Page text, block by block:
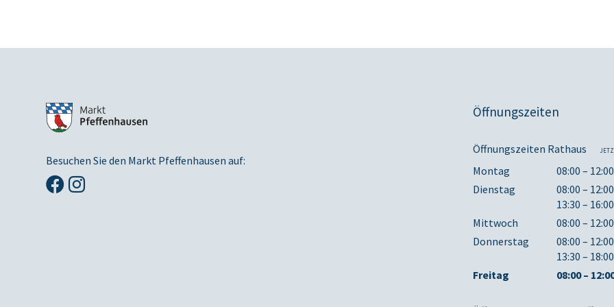
Besuchen Sie den Markt Pfeffenhausen auf:
Öffnungszeiten
Öffnungszeiten Rathaus
Montag
08:00 –
Dienstag
08:00 –
13:30 –
Mittwoch
08:00 –
Donnerstag
08:00 –
13:30 –
Freitag
08:00 –